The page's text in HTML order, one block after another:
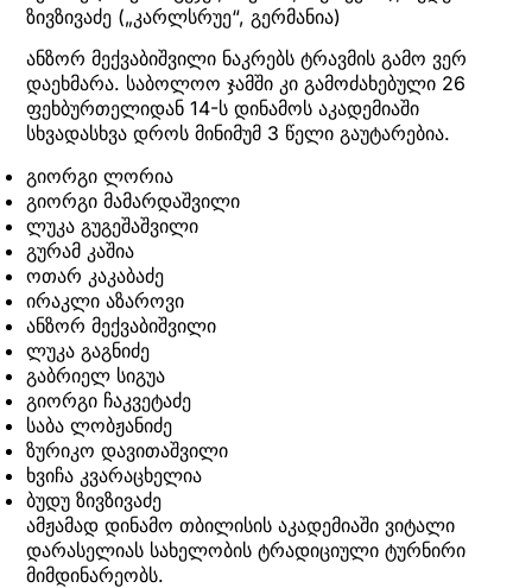
ზივზივაძე („კარლსრუე“, გერმანია)
ანზორ მექვაბიშვილი ნაკრებს ტრავმის გამო ვერ
დაეხმარა. საბოლოო ჯამში კი გამოძახებული 26
ფეხბურთელიდან 14-ს დინამოს აკადემიაში
სხვადასხვა დროს მინიმუმ 3 წელი გაუტარებია.
გიორგი ლორია
გიორგი მამარდაშვილი
ლუკა გუგეშაშვილი
გურამ კაშია
ოთარ კაკაბაძე
ირაკლი აზაროვი
ანზორ მექვაბიშვილი
ლუკა გაგნიძე
გაბრიელ სიგუა
გიორგი ჩაკვეტაძე
საბა ლობჟანიძე
ზურიკო დავითაშვილი
ხვიჩა კვარაცხელია
ბუდუ ზივზივაძე
ამჟამად დინამო თბილისის აკადემიაში ვიტალი
დარასელიას სახელობის ტრადიციული ტურნირი
მიმდინარეობს.